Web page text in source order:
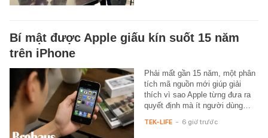
Bí mật được Apple giấu kín suốt 15 năm
trên iPhone
Phải mất gần 15 năm, một phân
tích mã nguồn mới giúp giải
thích vì sao Apple từng đưa ra
quyết định mà ít người dùng…
TEK-LIFE - 6 giờ trước